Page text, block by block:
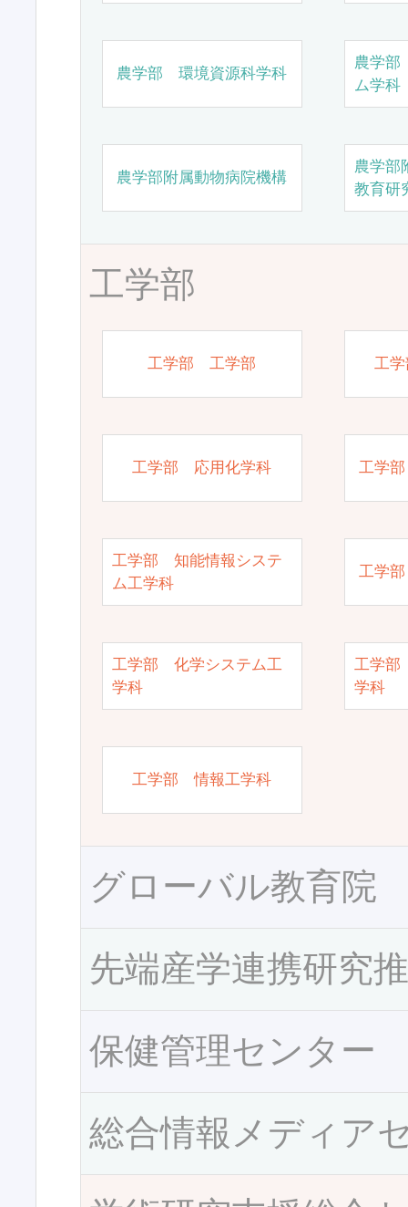
農学部 環境資源科学科
農学
ム学科
農学部附属動物病院機構
農学部
教育研
工学部
工学部 工学部 工
工学部 応用化学科 工学
工学部 知能情報システ
ム工学科
工学
工学部 化学システム工
学科
工学部
学科
工学部 情報工学科
グローバル教育院
先端産学連携研究
保健管理センター
総合情報メディア